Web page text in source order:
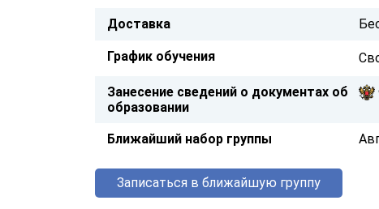
Доставка
График обучения
Занесение сведений о документах об
образовании
Ближайший набор группы
Записаться в ближайшую группу